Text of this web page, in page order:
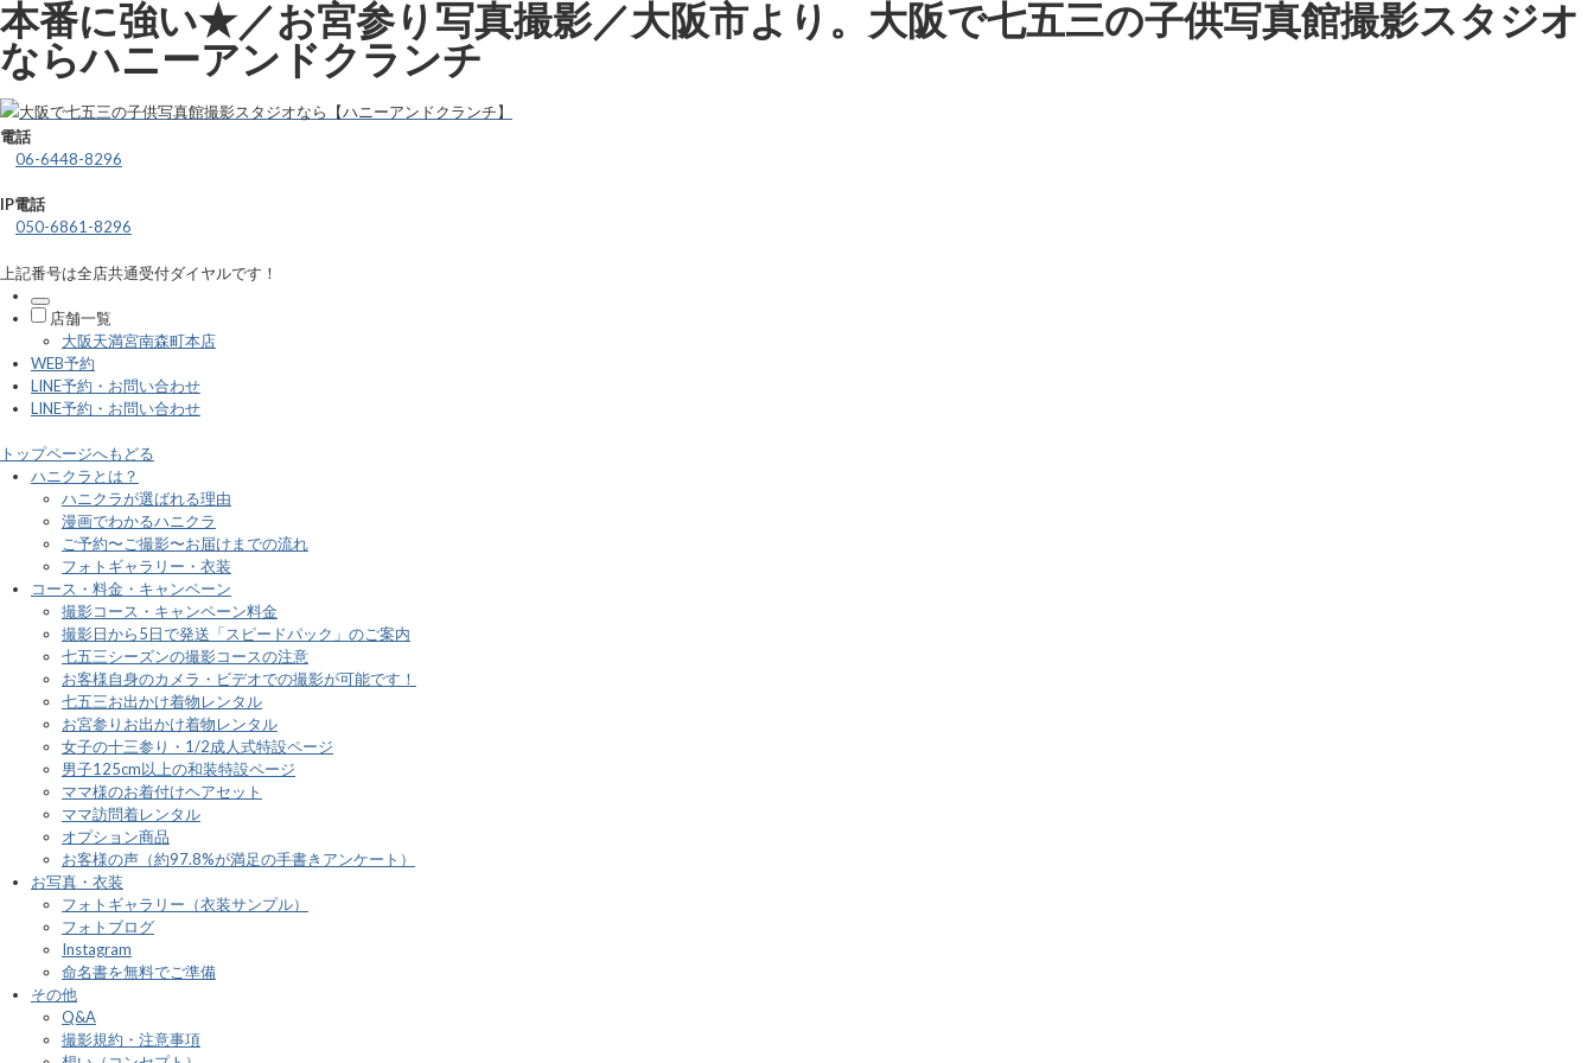
本番に強い★／お宮参り写真撮影／大阪市より。大阪で七五三の子供写真館撮影スタジオ
ならハニーアンドクランチ
電話
06-6448-8296
IP電話
050-6861-8296
上記番号は全店共通受付ダイヤルです！
店舗一覧
大阪天満宮南森町本店
WEB予約
LINE予約・お問い合わせ
LINE予約・お問い合わせ
トップページへもどる
ハニクラとは？
ハニクラが選ばれる理由
漫画でわかるハニクラ
ご予約〜ご撮影〜お届けまでの流れ
フォトギャラリー・衣装
コース・料金・キャンペーン
撮影コース・キャンペーン料金
撮影日から5日で発送「スピードパック」のご案内
七五三シーズンの撮影コースの注意
お客様自身のカメラ・ビデオでの撮影が可能です！
七五三お出かけ着物レンタル
お宮参りお出かけ着物レンタル
女子の十三参り・1/2成人式特設ページ
男子125cm以上の和装特設ページ
ママ様のお着付けヘアセット
ママ訪問着レンタル
オプション商品
お客様の声（約97.8%が満足の手書きアンケート）
お写真・衣装
フォトギャラリー（衣装サンプル）
フォトブログ
Instagram
命名書を無料でご準備
その他
Q&A
撮影規約・注意事項